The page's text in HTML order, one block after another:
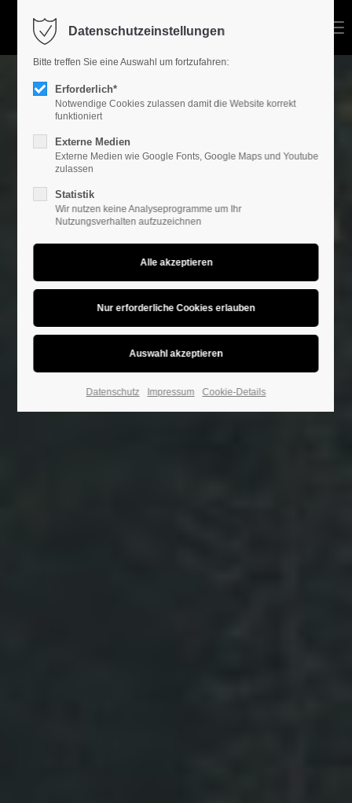
Datenschutzeinstellungen
Bitte treffen Sie eine Auswahl um fortzufahren:
Erforderlich*
Notwendige Cookies zulassen damit die Website korrekt
funktioniert
Externe Medien
Externe Medien wie Google Fonts, Google Maps und Youtube
zulassen
Statistik
Wir nutzen keine Analyseprogramme um Ihr
Nutzungsverhalten aufzuzeichnen
Datenschutz Impressum Cookie-Details